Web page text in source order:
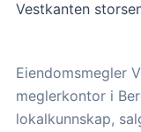
Vestkanten
Eiendomsmegler
meglerkontor i
lokalkunnskap,